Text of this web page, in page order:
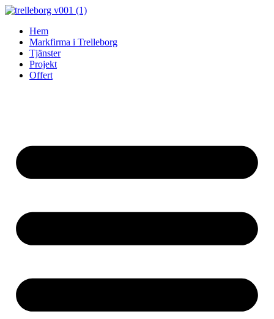
Skip
contentHem
Markfirma i Trelleborg
Tjänster
Projekt
Offert